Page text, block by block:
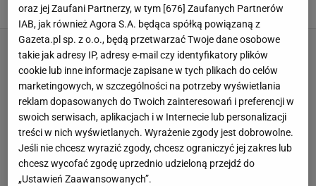
6 SIERPNIA 2026, 06:26
oraz jej Zaufani Partnerzy, w tym [ 676 ] Zaufanych Partnerów
IAB, jak również Agora S.A. będąca spółką powiązaną z
Gazeta.pl sp. z o.o., będą przetwarzać Twoje dane osobowe
takie jak adresy IP, adresy e-mail czy identyfikatory plików
cookie lub inne informacje zapisane w tych plikach do celów
marketingowych, w szczególności na potrzeby wyświetlania
reklam dopasowanych do Twoich zainteresowań i preferencji w
swoich serwisach, aplikacjach i w Internecie lub personalizacji
treści w nich wyświetlanych. Wyrażenie zgody jest dobrowolne.
Jeśli nie chcesz wyrazić zgody, chcesz ograniczyć jej zakres lub
chcesz wycofać zgodę uprzednio udzieloną przejdź do
„Ustawień Zaawansowanych”.